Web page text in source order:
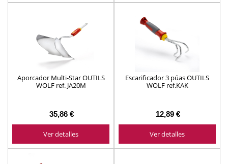
Aporcador Multi-Star OUTILS
WOLF ref. JA20M
35,86 €
Ver detalles
Escarificador 3 púas OUTILS
WOLF ref.KAK
12,89 €
Ver detalles